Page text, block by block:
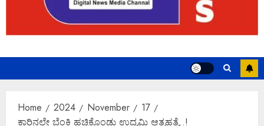
Home 2024 November
17
ಕಾರಿನಲ್ಲೇ ಬೆಂಕಿ ಹಚ್ಚಿಕೊಂಡು ಉದ್ಯಮಿ ಆತ್ಮಹತ್ಯೆ..!